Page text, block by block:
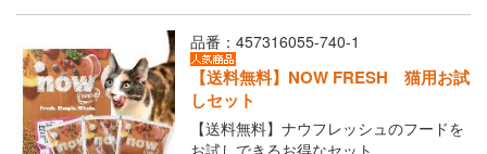
品番：457316055-740-1
【送料無料】NOW FRESH 猫用お試
しセット
【送料無料】ナウフレッシュのフードを
お試しできるお得なセット